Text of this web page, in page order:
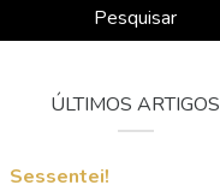
Pesquisar
ÚLTIMOS ARTIGOS
Sessentei!